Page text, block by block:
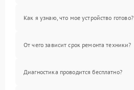
Как я узнаю, что мое устройство готово?
От чего зависит срок ремонта техники?
Диагностика проводится бесплатно?